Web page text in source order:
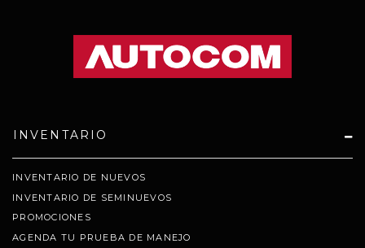
INVENTARIO
INVENTARIO DE NUEVOS
INVENTARIO DE SEMINUEVOS
PROMOCIONES
AGENDA TU PRUEBA DE MANEJO